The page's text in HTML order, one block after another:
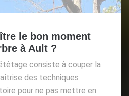
le bon moment
à Ault ?
consiste à couper la
des techniques
pour ne pas mettre en